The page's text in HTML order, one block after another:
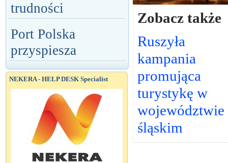
trudności
Port Polska
przyspiesza
NEKERA - HELP DESK Specialist
Zobacz także
Ruszyła
kampania
promująca
turystykę w
województwie
śląskim